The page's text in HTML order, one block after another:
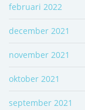
februari 2022
december 2021
november 2021
oktober 2021
september 2021